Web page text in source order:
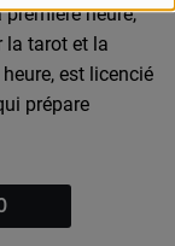
heure,
la tarot et la
est licencié
prépare